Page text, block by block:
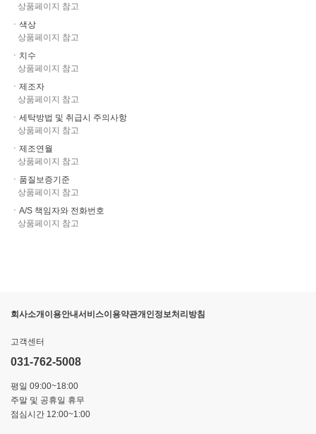
상품페이지 참고
ㆍ색상
상품페이지 참고
ㆍ치수
상품페이지 참고
ㆍ제조자
상품페이지 참고
ㆍ세탁방법 및 취급시 주의사항
상품페이지 참고
ㆍ제조연월
상품페이지 참고
ㆍ품질보증기준
상품페이지 참고
ㆍA/S 책임자와 전화번호
상품페이지 참고
회사소개이용안내서비스이용약관개인정보처리방침
고객센터
031-762-5008
평일 09:00~18:00
주말 및 공휴일 휴무
점심시간 12:00~1:00